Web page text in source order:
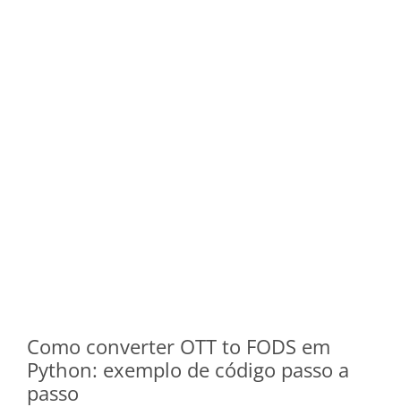
Como converter OTT to FODS em
Python: exemplo de código passo a
passo